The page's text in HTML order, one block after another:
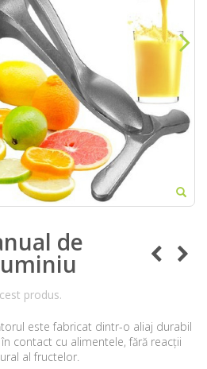
de
produs.
este fabricat dintr-o aliaj durabil
contact cu alimentele, fără reacții
al fructelor.